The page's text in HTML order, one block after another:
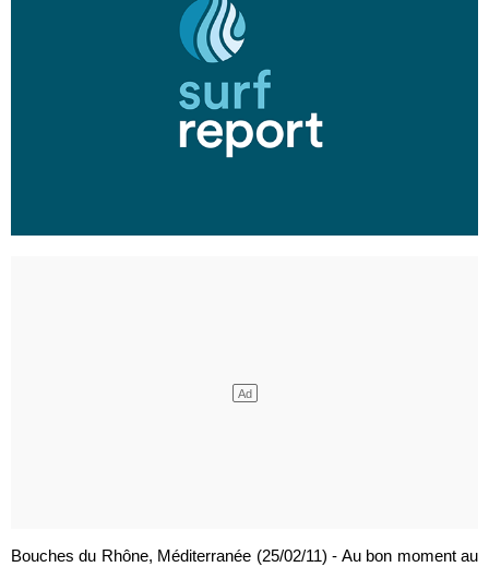
Bouches du Rhône, Méditerranée (25/02/11) - Au bon moment au